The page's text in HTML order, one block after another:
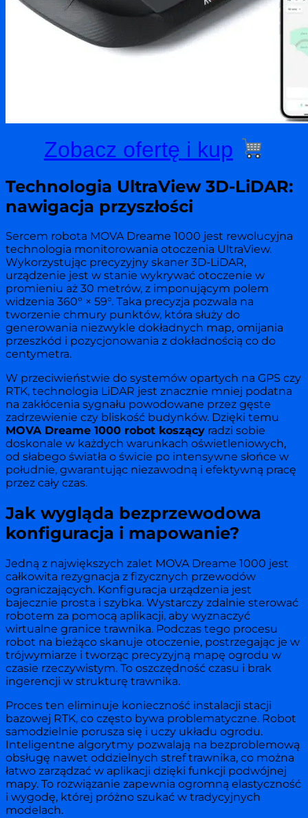
Zobacz ofertę i kup
Technologia UltraView 3D-LiDAR:
nawigacja przyszłości
Sercem robota MOVA Dreame 1000 jest rewolucyjna
technologia monitorowania otoczenia UltraView.
Wykorzystując precyzyjny skaner 3D-LiDAR,
urządzenie jest w stanie wykrywać otoczenie w
promieniu aż 30 metrów, z imponującym polem
widzenia 360° × 59°. Taka precyzja pozwala na
tworzenie chmury punktów, która służy do
generowania niezwykle dokładnych map, omijania
przeszkód i pozycjonowania z dokładnością co do
centymetra.
W przeciwieństwie do systemów opartych na GPS czy
RTK, technologia LiDAR jest znacznie mniej podatna
na zakłócenia sygnału powodowane przez gęste
zadrzewienie czy bliskość budynków. Dzięki temu
MOVA Dreame 1000 robot koszący radzi sobie
doskonale w każdych warunkach oświetleniowych,
od słabego światła o świcie po intensywne słońce w
południe, gwarantując niezawodną i efektywną pracę
przez cały czas.
Jak wygląda bezprzewodowa
konfiguracja i mapowanie?
Jedną z największych zalet MOVA Dreame 1000 jest
całkowita rezygnacja z fizycznych przewodów
ograniczających. Konfiguracja urządzenia jest
bajecznie prosta i szybka. Wystarczy zdalnie sterować
robotem za pomocą aplikacji, aby wyznaczyć
wirtualne granice trawnika. Podczas tego procesu
robot na bieżąco skanuje otoczenie, postrzegając je w
trójwymiarze i tworząc precyzyjną mapę ogrodu w
czasie rzeczywistym. To oszczędność czasu i brak
ingerencji w strukturę trawnika.
Proces ten eliminuje konieczność instalacji stacji
bazowej RTK, co często bywa problematyczne. Robot
samodzielnie porusza się i uczy układu ogrodu.
Inteligentne algorytmy pozwalają na bezproblemową
obsługę nawet oddzielnych stref trawnika, co można
łatwo zarządzać w aplikacji dzięki funkcji podwójnej
mapy. To rozwiązanie zapewnia ogromną elastyczność
i wygodę, której próżno szukać w tradycyjnych
modelach.